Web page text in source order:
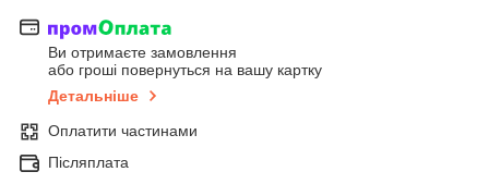
Ви отримаєте замовлення
або гроші повернуться на вашу картку
Детальніше
Оплатити частинами
Післяплата